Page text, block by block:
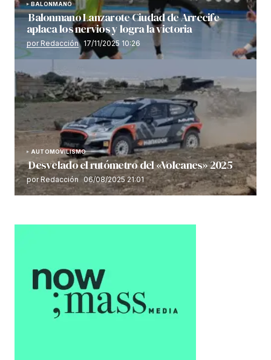
BALONMANO
Balonmano Lanzarote Ciudad de Arrecife
aplaca los nervios y logra la victoria
por Redacción 17/11/2025 10:26
AUTOMOVILISMO
Desvelado el rutómetro del «Volcanes» 2025
por Redacción 06/08/2025 21:01